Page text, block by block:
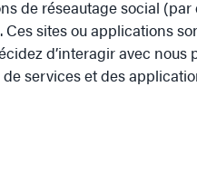
réseautage social
sites ou applications
d’interagir avec nous
services et des